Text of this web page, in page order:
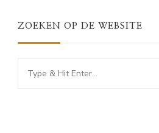
ZOEKEN OP DE WEBSITE
Looking
for